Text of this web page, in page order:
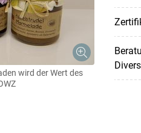
wird der Wert des